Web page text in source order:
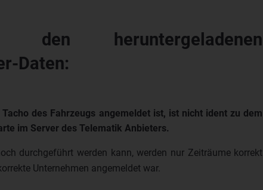
heruntergeladenen
Daten:
des Fahrzeugs angemeldet ist, ist nicht ident zu dem
im Server des Telematik Anbieters.
durchgeführt werden kann, werden nur Zeiträume korrekt
Unternehmen angemeldet war.